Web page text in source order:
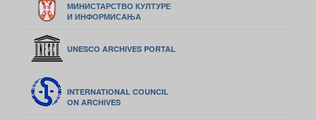
МИНИСТАРСТВО КУЛТУРЕ
И ИНФОРМИСАЊА
UNESCO ARCHIVES PORTAL
INTERNATIONAL COUNCIL
ON ARCHIVES